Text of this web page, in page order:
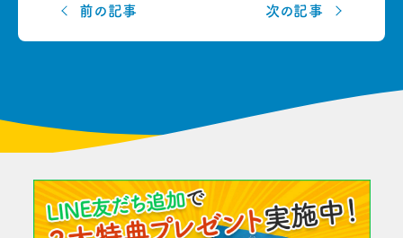
前の記事 次の記事